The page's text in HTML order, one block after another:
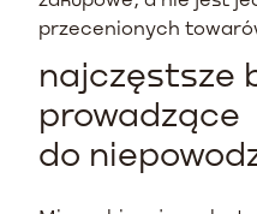
przecenionych
najczęstsze
prowadzące
do